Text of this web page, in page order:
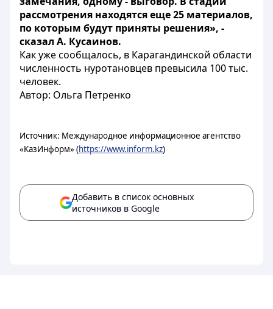
рассмотрения находятся еще 25 материалов,
по которым будут приняты решения», -
сказал А. Кусаинов.
Как уже сообщалось, в Карагандинской области
численность нуротановцев превысила 100 тыс.
человек.
Автор: Ольга Петренко
Источник: Международное информационное агентство
«КазИнформ» (https://www.inform.kz)
Добавить в список основных
источников в Google